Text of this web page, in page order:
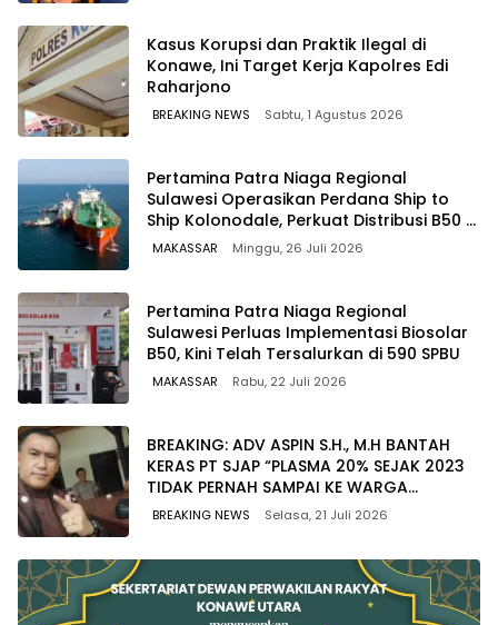
Kasus Korupsi dan Praktik Ilegal di
Konawe, Ini Target Kerja Kapolres Edi
Raharjono
BREAKING NEWS Sabtu, 1 Agustus 2026
Pertamina Patra Niaga Regional
Sulawesi Operasikan Perdana Ship to
Ship Kolonodale, Perkuat Distribusi B50 di
Kawasan Timur Sulawesi
MAKASSAR Minggu, 26 Juli 2026
Pertamina Patra Niaga Regional
Sulawesi Perluas Implementasi Biosolar
B50, Kini Telah Tersalurkan di 590 SPBU
MAKASSAR Rabu, 22 Juli 2026
BREAKING: ADV ASPIN S.H., M.H BANTAH
KERAS PT SJAP “PLASMA 20% SEJAK 2023
TIDAK PERNAH SAMPAI KE WARGA
WAWOONE!
BREAKING NEWS Selasa, 21 Juli 2026